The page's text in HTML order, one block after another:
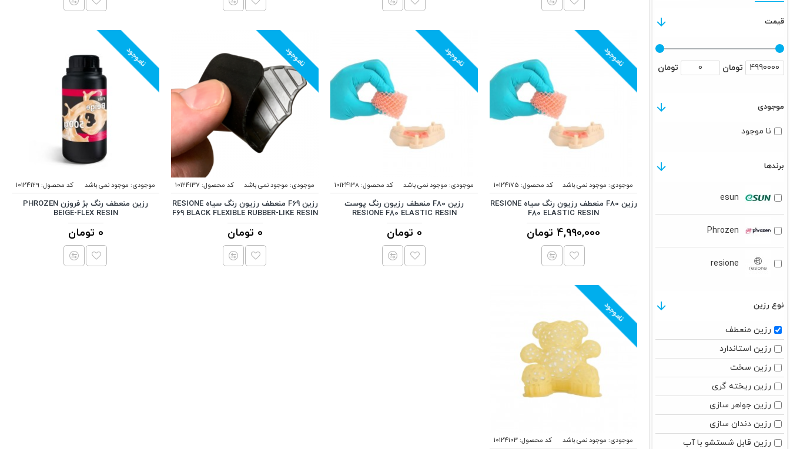
قیمت
تومان تومان
برندها
esun
Phrozen
resione
نوع رزین
رزین منعطف
رزین استاندارد
رزین سخت
رزین ریخته گری
رزین جواهر سازی
رزین دندان سازی
رزین قابل شستشو با آب
موجودی
نا موجود
ناموجود
موجودی: موجود نمی باشد کد محصول: 10124175
رزین F80 منعطف رزیون رنگ سیاه RESIONE
F80 ELASTIC RESIN
4,990,000 تومان
ناموجود
موجودی: موجود نمی باشد کد محصول:10124138
رزین F80 منعطف رزیون رنگ پوست
RESIONE F80 ELASTIC RESIN
0 تومان
ناموجود
موجودی: موجود نمی باشد کد محصول:10124137
رزین F69 منعطف رزیون رنگ سیاه RESIONE
F69 BLACK FLEXIBLE RUBBER-LIKE RESIN
0 تومان
ناموجود
موجودی: موجود نمی باشد کد محصول: 10124129
رزین منعطف رنگ بژ فروزن PHROZEN
BEIGE-FLEX RESIN
0 تومان
ناموجود
موجودی: موجود نمی باشد کد محصول:10124103